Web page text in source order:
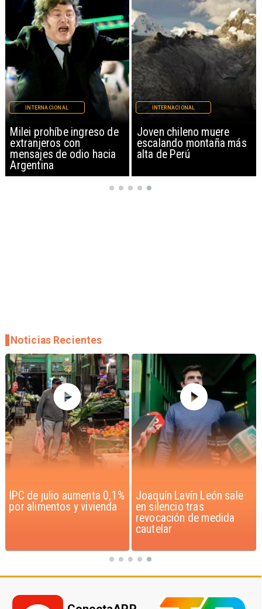
Milei prohíbe ingreso de
extranjeros con
mensajes de odio hacia
Argentina
INTERNACIONAL
Joven chileno muere
escalando montaña más
alta de Perú
INTERNACIONAL
Joaquín Lavín León sale
en silencio tras
Chile y Venezuela
formalizan reinicio de
relaciones consulares
Noticias Recientes